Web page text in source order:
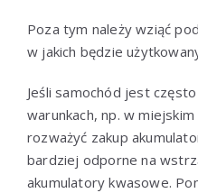
Poza tym należy wziąć
w jakich będzie
Jeśli samochód jest
warunkach, np. w
rozważyć zakup
bardziej odporne na
akumulatory kwasowe.